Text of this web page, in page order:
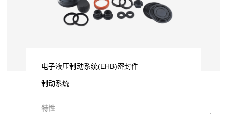
电子液压制动系统(EHB)密封件
制动系统
特性